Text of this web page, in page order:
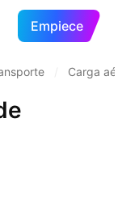
Empiece
Carga